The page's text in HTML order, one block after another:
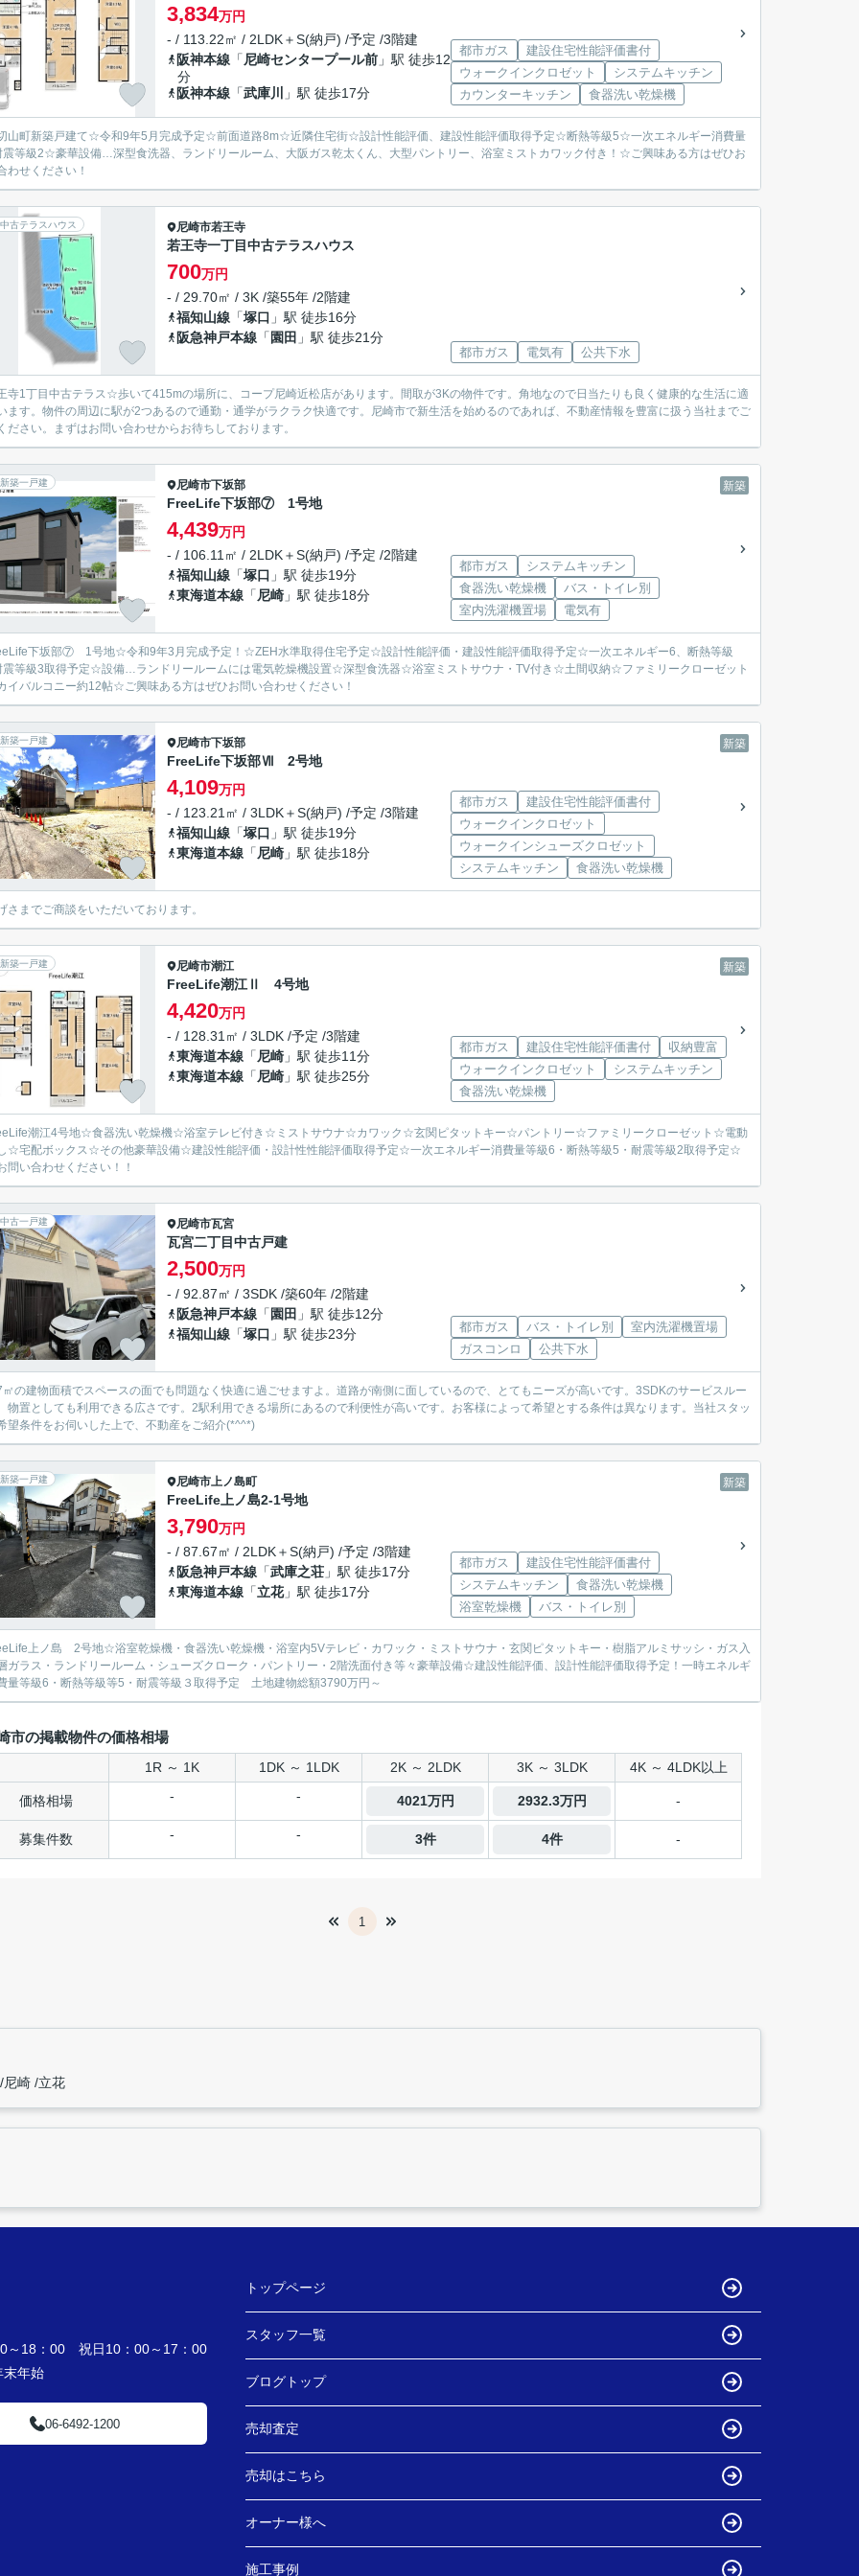
3,834万円
- / 113.22㎡ / 2LDK＋S(納戸) /予定 /3階建
阪神本線 「 尼崎センタープール前 」駅 徒歩12
分
阪神本線 「武庫川 」駅 徒歩17分
都市ガス
建設住宅性能評価書付
ウォークインクロゼット
システムキッチン
カウンターキッチン
食器洗い乾燥機
山町新築戸建て☆令和9年5月完成予定☆前面道路8m☆近隣住宅街☆設計性能評価、建設性能評価取得予定☆断熱等級5☆一次エネルギー消費量
等級2☆豪華設備…深型食洗器、ランドリールーム、大阪ガス乾太くん、大型パントリー、浴室ミストカワック付き！☆ご興味ある方はぜひお
わせください！
中古テラスハウス 尼崎市若王寺
若王寺一丁目中古テラスハウス
700万円
- / 29.70㎡ / 3K /築55年 /2階建
福知山線 「塚口 」駅 徒歩16分
阪急神戸本線 「 園田 」駅 徒歩21分
都市ガス 電気有 公共下水
寺1丁目中古テラス☆歩いて415mの場所に、コープ尼崎近松店があります。間取が3Kの物件です。角地なので日当たりも良く健康的な生活に適
ます。物件の周辺に駅が2つあるので通勤・通学がラクラク快適です。尼崎市で新生活を始めるのであれば、不動産情報を豊富に扱う当社までご
ださい。まずはお問い合わせからお待ちしております。
新築一戸建 新築
尼崎市下坂部
FreeLife下坂部⑦ 1号地
4,439万円
- / 106.11㎡ / 2LDK＋S(納戸) /予定 /2階建
福知山線 「塚口 」駅 徒歩19分
東海道本線 「 尼崎 」駅 徒歩18分
都市ガス
システムキッチン
食器洗い乾燥機
バス・トイレ別
室内洗濯機置場
電気有
下坂部⑦ 1号地☆令和9年3月完成予定！☆ZEH水準取得住宅予定☆設計性能評価・建設性能評価取得予定☆一次エネルギー6、断熱等級
震等級3取得予定☆設備…ランドリールームには電気乾燥機設置☆深型食洗器☆浴室ミストサウナ・TV付き☆土間収納☆ファミリークローゼット
イバルコニー約12帖☆ご興味ある方はぜひお問い合わせください！
新築一戸建 新築
尼崎市下坂部
FreeLife下坂部Ⅶ 2号地
4,109万円
- / 123.21㎡ / 3LDK＋S(納戸) /予定 /3階建
福知山線 「塚口 」駅 徒歩19分
東海道本線 「 尼崎 」駅 徒歩18分
都市ガス
建設住宅性能評価書付
ウォークインクロゼット
ウォークインシューズクロゼット
システムキッチン
食器洗い乾燥機
さまでご商談をいただいております。
新築一戸建 新築
尼崎市潮江
FreeLife潮江Ⅱ 4号地
4,420万円
- / 128.31㎡ / 3LDK /予定 /3階建
東海道本線 「 尼崎 」駅 徒歩11分
東海道本線 「 尼崎 」駅 徒歩25分
都市ガス 建設住宅性能評価書付
収納豊富
ウォークインクロゼット
システムキッチン
食器洗い乾燥機
潮江4号地☆食器洗い乾燥機☆浴室テレビ付き☆ミストサウナ☆カワック☆玄関ピタットキー☆パントリー☆ファミリークローゼット☆電動
☆宅配ボックス☆その他豪華設備☆建設性能評価・設計性性能評価取得予定☆一次エネルギー消費量等級6・断熱等級5・耐震等級2取得予定☆
問い合わせください！！
中古一戸建 尼崎市瓦宮
瓦宮二丁目中古戸建
2,500万円
- / 92.87㎡ / 3SDK /築60年 /2階建
阪急神戸本線 「 園田 」駅 徒歩12分
福知山線 「塚口 」駅 徒歩23分 都市ガス バス・トイレ別
室内洗濯機置場
ガスコンロ
公共下水
の建物面積でスペースの面でも問題なく快適に過ごせますよ。道路が南側に面しているので、とてもニーズが高いです。3SDKのサービスルー
物置としても利用できる広さです。2駅利用できる場所にあるので利便性が高いです。お客様によって希望とする条件は異なります。当社スタッ
望条件をお伺いした上で、不動産をご紹介(*^^*)
新築一戸建 新築
尼崎市上ノ島町
FreeLife上ノ島2-1号地
3,790万円
- / 87.67㎡ / 2LDK＋S(納戸) /予定 /3階建
阪急神戸本線 「武庫之荘 」駅 徒歩17分
東海道本線 「立花」駅 徒歩17分
都市ガス
建設住宅性能評価書付
システムキッチン
食器洗い乾燥機
浴室乾燥機
バス・トイレ別
上ノ島 2号地☆浴室乾燥機・食器洗い乾燥機・浴室内5Vテレビ・カワック・ミストサウナ・玄関ピタットキー・樹脂アルミサッシ・ガス入
ガラス・ランドリールーム・シューズクローク・パントリー・2階洗面付き等々豪華設備☆建設性能評価、設計性能評価取得予定！一時エネルギ
量等級6・断熱等級等5・耐震等級３取得予定 土地建物総額3790万円～
市の掲載物件の価格相場
1R ～ 1K 1DK ～ 1LDK 2K ～ 2LDK 3K ～ 3LDK 4K ～ 4LDK以上
価格相場 - - 4021万円 2932.3万円 -
募集件数 - - 3件 4件 -
1
尼崎 立花
～18：00 祝日10：00～17：00
末年始
06-6492-1200
トップページ
スタッフ一覧
ブログトップ
売却査定
売却はこちら
オーナー様へ
施工事例